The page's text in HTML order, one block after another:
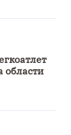
области